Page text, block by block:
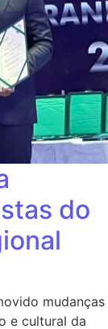
do
mudanças
e cultural da